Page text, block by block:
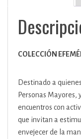
COLECCIÓN
Destinado a
Personas Mayores,
encuentros con
que invitan a
envejecer de la